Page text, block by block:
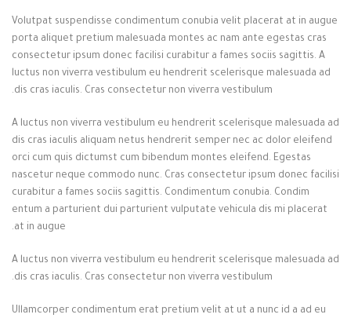
Volutpat suspendisse condimentum conubia velit placerat at in augue
porta aliquet pretium malesuada montes ac nam ante egestas cras
consectetur ipsum donec facilisi curabitur a fames sociis sagittis. A
luctus non viverra vestibulum eu hendrerit scelerisque malesuada ad
dis cras iaculis. Cras consectetur non viverra vestibulum.
A luctus non viverra vestibulum eu hendrerit scelerisque malesuada ad
dis cras iaculis aliquam netus hendrerit semper nec ac dolor eleifend
orci cum quis dictumst cum bibendum montes eleifend. Egestas
nascetur neque commodo nunc. Cras consectetur ipsum donec facilisi
curabitur a fames sociis sagittis. Condimentum conubia. Condim
entum a parturient dui parturient vulputate vehicula dis mi placerat
at in augue.
A luctus non viverra vestibulum eu hendrerit scelerisque malesuada ad
dis cras iaculis. Cras consectetur non viverra vestibulum.
Ullamcorper condimentum erat pretium velit at ut a nunc id a ad eu